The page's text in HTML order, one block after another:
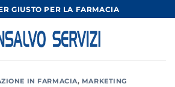
GIUSTO PER LA FARMACIA
IN FARMACIA, MARKETING